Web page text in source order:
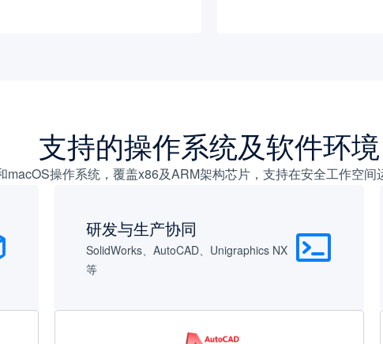
支持的操作系统及软件环境
macOS操作系统，覆盖x86及ARM架构芯片，支持在安全工作空
研发与生产协同
SolidWorks、AutoCAD、Unigraphics NX
等